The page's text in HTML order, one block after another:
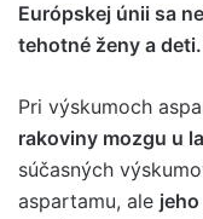
Európskej únii sa
tehotné ženy a deti.
Pri výskumoch
rakoviny mozgu u
súčasných
aspartamu, ale